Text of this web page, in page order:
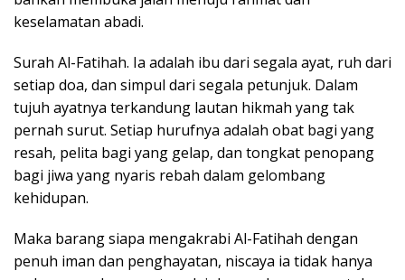
keselamatan abadi.
Surah Al-Fatihah. Ia adalah ibu dari segala ayat, ruh dari
setiap doa, dan simpul dari segala petunjuk. Dalam
tujuh ayatnya terkandung lautan hikmah yang tak
pernah surut. Setiap hurufnya adalah obat bagi yang
resah, pelita bagi yang gelap, dan tongkat penopang
bagi jiwa yang nyaris rebah dalam gelombang
kehidupan.
Maka barang siapa mengakrabi Al-Fatihah dengan
penuh iman dan penghayatan, niscaya ia tidak hanya